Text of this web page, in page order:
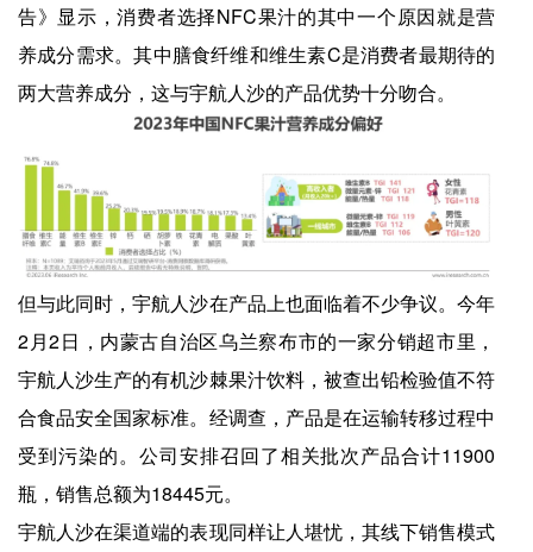
告》显示，消费者选择NFC果汁的其中一个原因就是营
养成分需求。其中膳食纤维和维生素C是消费者最期待的
两大营养成分，这与宇航人沙的产品优势十分吻合。
但与此同时，宇航人沙在产品上也面临着不少争议。今年
2月2日，内蒙古自治区乌兰察布市的一家分销超市里，
宇航人沙生产的有机沙棘果汁饮料，被查出铅检验值不符
合食品安全国家标准。经调查，产品是在运输转移过程中
受到污染的。公司安排召回了相关批次产品合计11900
瓶，销售总额为18445元。
宇航人沙在渠道端的表现同样让人堪忧，其线下销售模式